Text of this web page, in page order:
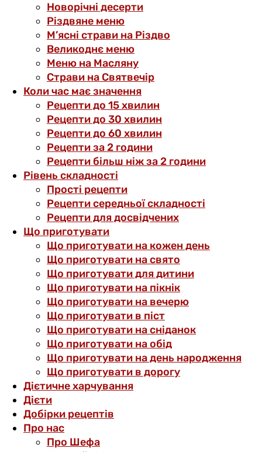
Новорічні десерти
Різдвяне меню
М’ясні страви на Різдво
Великоднє меню
Меню на Масляну
Страви на Святвечір
Коли час має значення
Рецепти до 15 хвилин
Рецепти до 30 хвилин
Рецепти до 60 хвилин
Рецепти за 2 години
Рецепти більш ніж за 2 години
Рівень складності
Прості рецепти
Рецепти середньої складності
Рецепти для досвідчених
Що приготувати
Що приготувати на кожен день
Що приготувати на свято
Що приготувати для дитини
Що приготувати на пікнік
Що приготувати на вечерю
Що приготувати в піст
Що приготувати на сніданок
Що приготувати на обід
Що приготувати на день народження
Що приготувати в дорогу
Дієтичне харчування
Дієти
Добірки рецептів
Про нас
Про Шефа